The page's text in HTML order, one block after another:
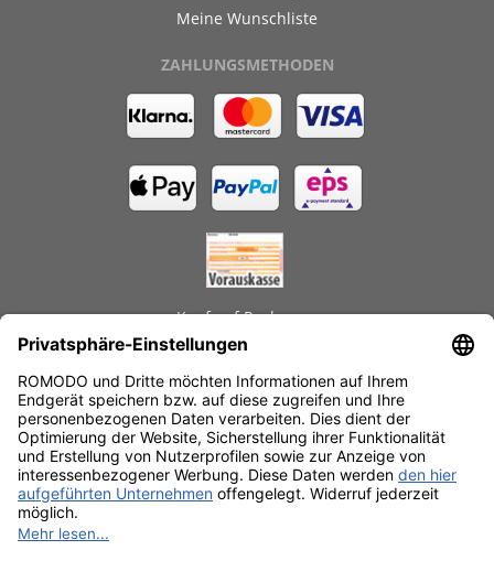
Meine Wunschliste
ZAHLUNGSMETHODEN
Kauf auf Rechnung
Schnelle Lieferzeiten
Käuferschutz
Datenschutz
SSL-Verschlüsselung